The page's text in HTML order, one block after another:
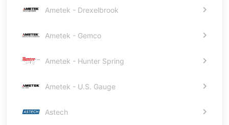
Ametek - Drexelbrook
Ametek - Gemco
Ametek - Hunter Spring
Ametek - U.S. Gauge
Astech